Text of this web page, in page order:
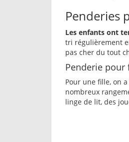
Penderies
Les enfants ont
tri régulièrement
pas cher du tout
Penderie pour
Pour une fille, on
nombreux
linge de lit, des